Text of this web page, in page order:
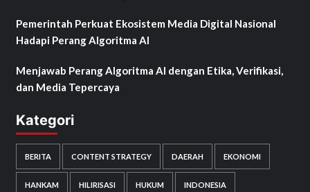
Pemerintah Perkuat Ekosistem Media Digital Nasional
Hadapi Perang Algoritma AI
Menjawab Perang Algoritma AI dengan Etika, Verifikasi,
dan Media Tepercaya
Kategori
BERITA CONTENT STRATEGY DAERAH EKONOMI
HANKAM HILIRISASI HUKUM INDONESIA